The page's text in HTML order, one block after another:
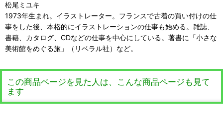
松尾ミユキ
1973年生まれ。イラストレーター。フランスで古着の買い付けの仕
事をした後、本格的にイラストレーションの仕事も始める。雑誌、
書籍、カタログ、CDなどの仕事を中心にしている。著書に「小さな
美術館をめぐる旅」（リベラル社）など。
この商品ページを見た人は、こんな商品ページも見て
ます